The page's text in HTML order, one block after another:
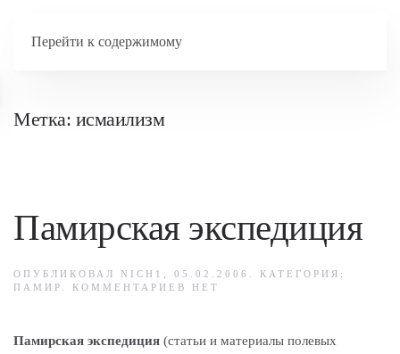
Перейти к содержимому
Метка: исмаилизм
Памирская экспедиция
ОПУБЛИКОВАЛ NICH1 05.02.2006
. КАТЕГОРИЯ:
ПАМИР
КОММЕНТАРИЕВ
КНЕТ
Памирская экспедиция (статьи и материалы полевых